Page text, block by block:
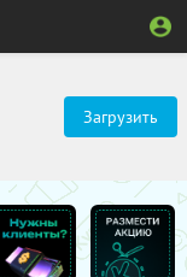
Загрузить